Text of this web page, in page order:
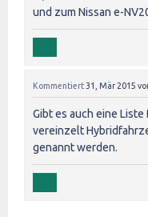
und zum Nissan e-
Kommentiert 31, Mär 2015
Gibt es auch eine
vereinzelt
genannt werden.